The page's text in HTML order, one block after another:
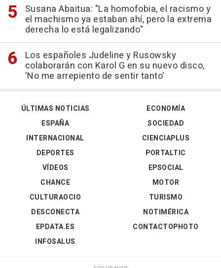
Susana Abaitua: "La homofobia, el racismo y
el machismo ya estaban ahí, pero la extrema
derecha lo está legalizando"
Los españoles Judeline y Rusowsky
colaborarán con Karol G en su nuevo disco,
'No me arrepiento de sentir tanto'
ÚLTIMAS NOTICIAS
ESPAÑA
INTERNACIONAL
DEPORTES
VÍDEOS
ECONOMÍA
SOCIEDAD
CIENCIAPLUS
PORTALTIC
EPSOCIAL
CHANCE
CULTURAOCIO
DESCONECTA
EPDATA.ES
INFOSALUS
MOTOR
TURISMO
NOTIMÉRICA
CONTACTOPHOTO